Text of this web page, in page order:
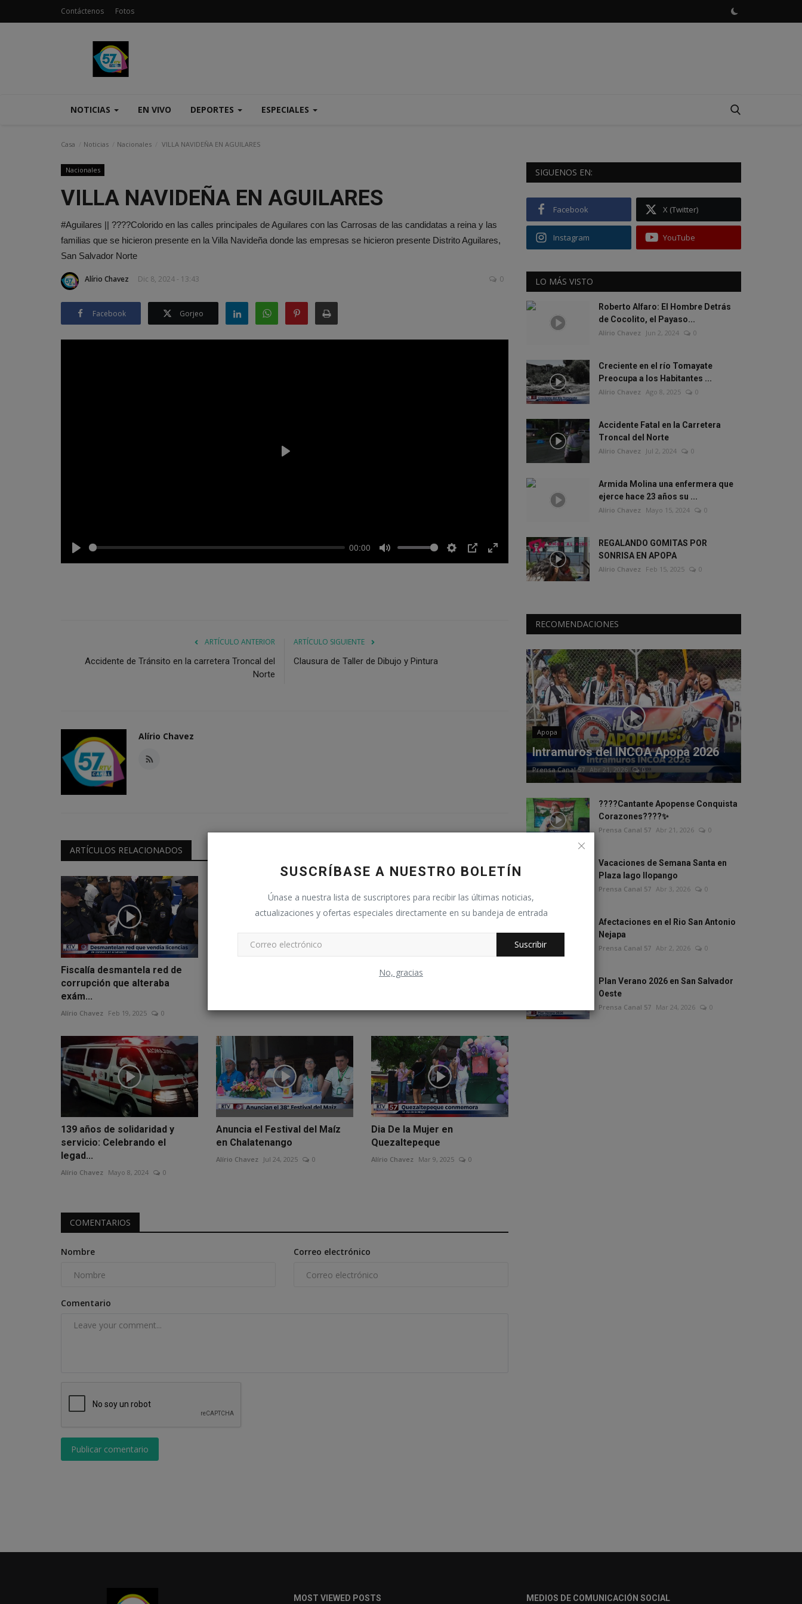
Contáctenos Fotos
NOTICIAS EN VIVO DEPORTES ESPECIALES
SUSCRÍBASE A NUESTRO BOLETÍN
Únase a nuestra lista de suscriptores para recibir las últimas noticias,
actualizaciones y ofertas especiales directamente en su bandeja de entrada
Suscribir
No, gracias
Casa Noticias Nacionales VILLA NAVIDEÑA EN AGUILARES
Nacionales
VILLA NAVIDEÑA EN AGUILARES
#Aguilares || ????Colorido en las calles principales de Aguilares con las Carrosas de las candidatas a reina y las
familias que se hicieron presente en la Villa Navideña donde las empresas se hicieron presente Distrito Aguilares,
San Salvador Norte
Alírio Chavez Dic 8, 2024 - 13:43 0
Facebook Gorjeo
00:00
fullscreen
ARTÍCULO ANTERIOR
Accidente de Tránsito en la carretera Troncal del
Norte
ARTÍCULO SIGUIENTE
Clausura de Taller de Dibujo y Pintura
Alírio Chavez
ARTÍCULOS RELACIONADOS
Fiscalía desmantela red de
corrupción que alteraba
exám...
Alírio Chavez Feb 19, 2025 0
FIESTAS AGOSTINAS EN SAN
139 años de solidaridad y
servicio: Celebrando el
legad...
Alírio Chavez Mayo 8, 2024 0
Anuncia el Festival del Maíz
en Chalatenango
Alírio Chavez Jul 24, 2025 0
Dia De la Mujer en
Quezaltepeque
Alírio Chavez Mar 9, 2025 0
COMENTARIOS
Nombre Correo electrónico
Comentario
Publicar comentario
SIGUENOS EN:
Facebook X (Twitter)
Instagram YouTube
LO MÁS VISTO
Roberto Alfaro: El Hombre Detrás
de Cocolito, el Payaso...
Alírio Chavez Jun 2, 2024 0
Creciente en el río Tomayate
Preocupa a los Habitantes ...
Alírio Chavez Ago 8, 2025 0
Accidente Fatal en la Carretera
Troncal del Norte
Alírio Chavez Jul 2, 2024 0
Armida Molina una enfermera que
ejerce hace 23 años su ...
Alírio Chavez Mayo 15, 2024 0
REGALANDO GOMITAS POR
SONRISA EN APOPA
Alírio Chavez Feb 15, 2025 0
RECOMENDACIONES
Apopa
Intramuros del INCOA Apopa 2026
Prensa Canal 57 Abr 21, 2026 0
????Cantante Apopense Conquista
Corazones????✨
Prensa Canal 57 Abr 21, 2026 0
Vacaciones de Semana Santa en
Plaza lago Ilopango
Prensa Canal 57 Abr 3, 2026 0
Afectaciones en el Rio San Antonio
Nejapa
Prensa Canal 57 Abr 2, 2026 0
Plan Verano 2026 en San Salvador
Oeste
Prensa Canal 57 Mar 24, 2026 0
MOST VIEWED POSTS MEDIOS DE COMUNICACIÓN SOCIAL